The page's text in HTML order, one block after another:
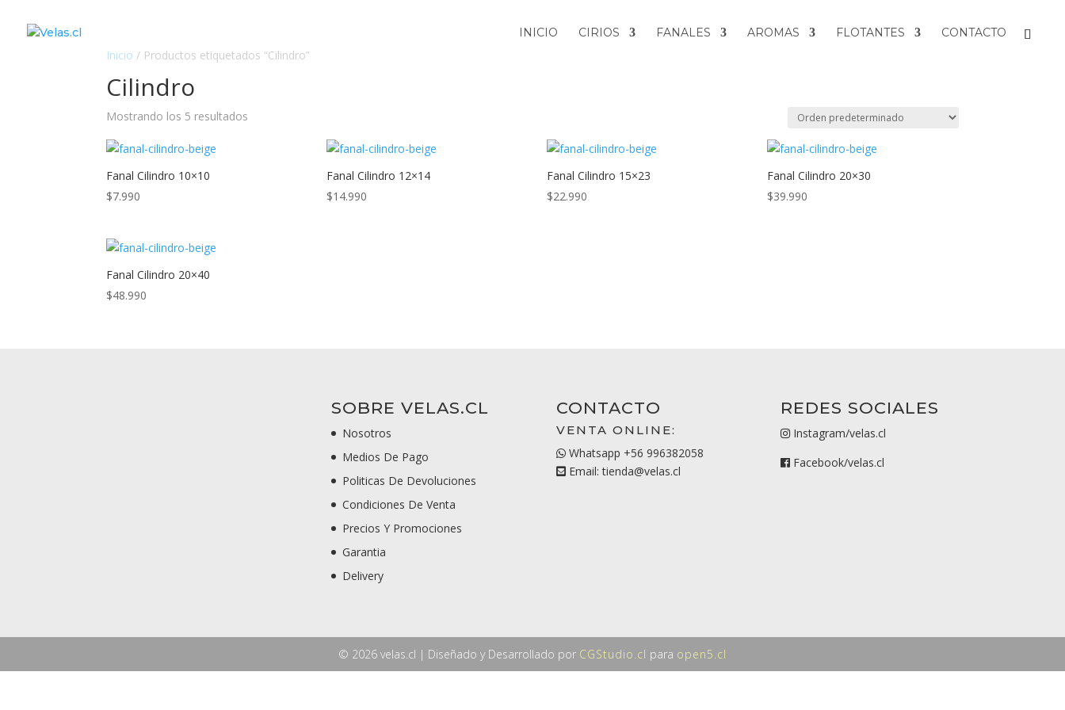
INICIO CIRIOS FANALES AROMAS FLOTANTES CONTACTO
Inicio / Productos etiquetados “Cilindro”
Cilindro
Mostrando los 5 resultados
Fanal Cilindro 10×10
$7.990
Fanal Cilindro 12×14
$14.990
Fanal Cilindro 15×23
$22.990
Fanal Cilindro 20×30
$39.990
Fanal Cilindro 20×40
$48.990
SOBRE VELAS.CL
Nosotros
Medios De Pago
Politicas De Devoluciones
Condiciones De Venta
Precios Y Promociones
Garantia
Delivery
CONTACTO
VENTA ONLINE:
Whatsapp +56 996382058
Email: tienda@velas.cl
REDES SOCIALES
Instagram/velas.cl
Facebook/velas.cl
© 2026 velas.cl | Diseñado y Desarrollado por CGStudio.cl para open5.cl